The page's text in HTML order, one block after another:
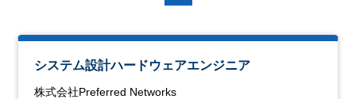
システム設計ハードウェアエンジニア
株式会社Preferred Networks